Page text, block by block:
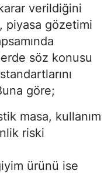
verildiğini
piyasa gözetimi
söz konusu
göre;
masa, kullanım
riski
ürünü ise